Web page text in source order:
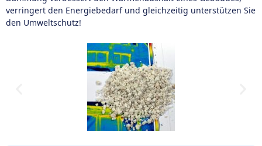
verringert den Energiebedarf und gleichzeitig unterstützen Sie
den Umweltschutz!